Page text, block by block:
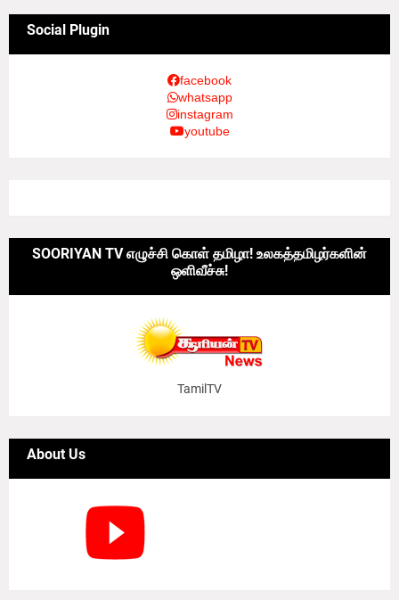
Social Plugin
facebook
whatsapp
instagram
youtube
SOORIYAN TV எழுச்சி கொள் தமிழா! உலகத்தமிழர்களின்
ஒளிவீச்சு!
TamilTV
About Us